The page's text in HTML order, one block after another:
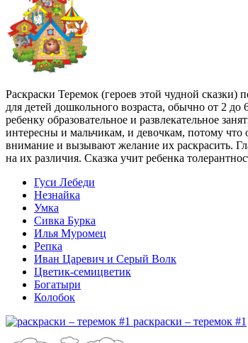
Раскраски Теремок (героев этой чудной
для детей дошкольного возраста, обычно от 2 до
ребенку образовательное и развлекательное
интересны и мальчикам, и девочкам, потому
внимание и вызывают желание их раскрасить.
на их различия. Сказка учит ребенка
Гуси Лебеди
Незнайка
Умка
Сивка Бурка
Илья Муромец
Репка
Иван Царевич и Серый Волк
Цветик-семицветик
Богатыри
Колобок
раскраски – теремок #1